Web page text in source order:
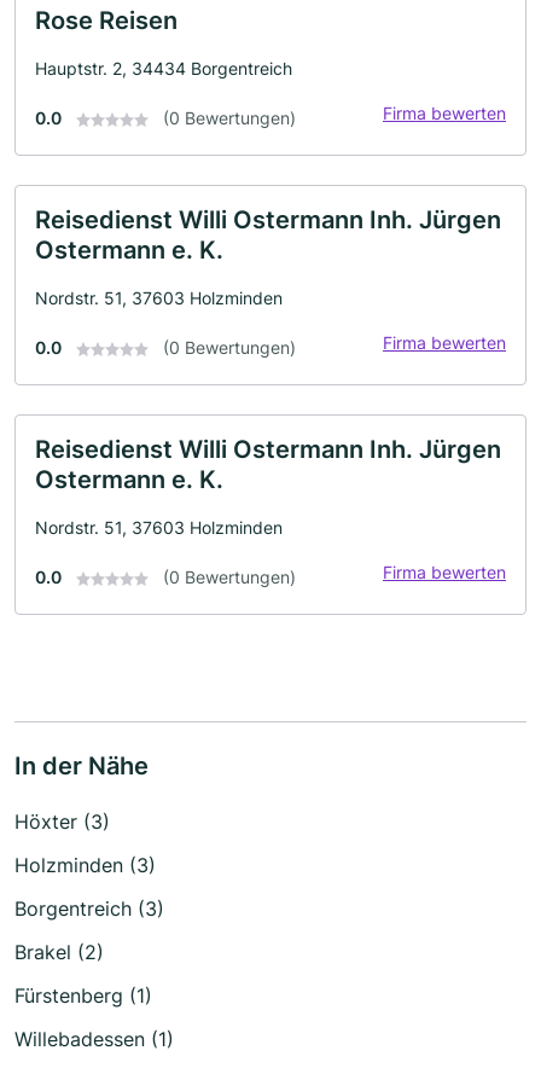
Rose Reisen
Hauptstr. 2, 34434 Borgentreich
0.0 (0 Bewertungen) Firma bewerten
Reisedienst Willi Ostermann Inh. Jürgen
Ostermann e. K.
Nordstr. 51, 37603 Holzminden
0.0 (0 Bewertungen) Firma bewerten
Reisedienst Willi Ostermann Inh. Jürgen
Ostermann e. K.
Nordstr. 51, 37603 Holzminden
0.0 (0 Bewertungen) Firma bewerten
In der Nähe
Höxter (3)
Holzminden (3)
Borgentreich (3)
Brakel (2)
Fürstenberg (1)
Willebadessen (1)